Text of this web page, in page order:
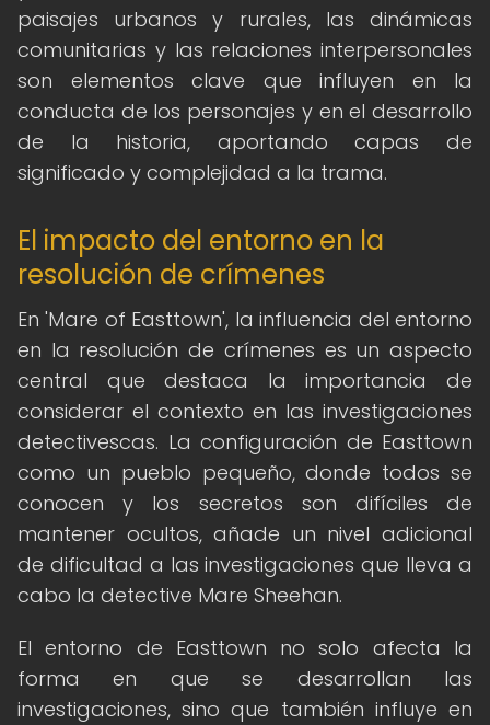
paisajes urbanos y rurales, las dinámicas
comunitarias y las relaciones interpersonales
son elementos clave que influyen en la
conducta de los personajes y en el desarrollo
de la historia, aportando capas de
significado y complejidad a la trama.
El impacto del entorno en la
resolución de crímenes
En 'Mare of Easttown', la influencia del entorno
en la resolución de crímenes es un aspecto
central que destaca la importancia de
considerar el contexto en las investigaciones
detectivescas. La configuración de Easttown
como un pueblo pequeño, donde todos se
conocen y los secretos son difíciles de
mantener ocultos, añade un nivel adicional
de dificultad a las investigaciones que lleva a
cabo la detective Mare Sheehan.
El entorno de Easttown no solo afecta la
forma en que se desarrollan las
investigaciones, sino que también influye en